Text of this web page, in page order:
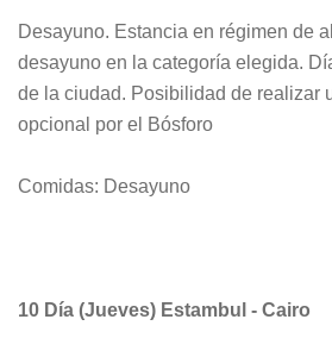
Desayuno. Estancia en régimen de
desayuno en la categoría elegida.
de la ciudad. Posibilidad de realizar
opcional por el Bósforo
Comidas: Desayuno
10 Día (Jueves)